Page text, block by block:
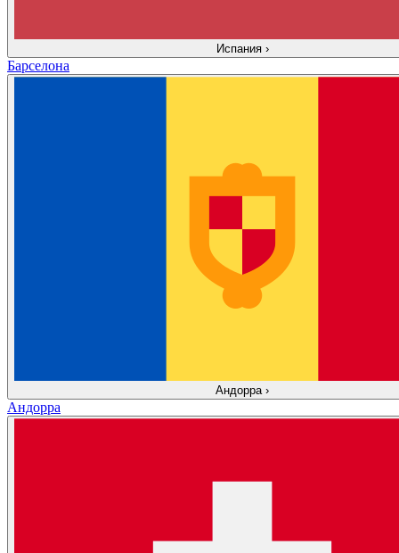
Испания ›
Барселона
Андорра ›
Андорра